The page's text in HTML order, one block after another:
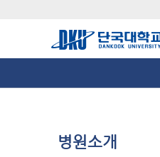
병원소개